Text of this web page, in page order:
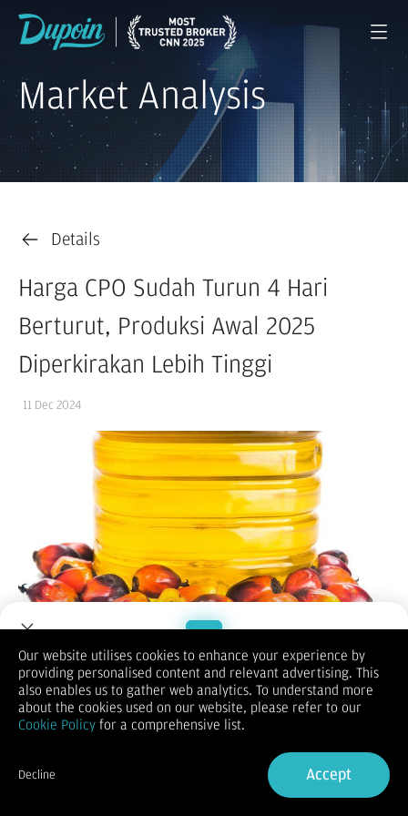
Market Analysis
Details
Harga CPO Sudah Turun 4 Hari
Berturut, Produksi Awal 2025
Diperkirakan Lebih Tinggi
11 Dec 2024
(Vibiznews – Commodity) – Harga minyak sawit atau CPO di
bursa berjangka Malaysia perdagangan hari Rabu
(11/12/2024) alami pelemahan lanjutan masuki hari keempat
berturut.
kontrak berjangka bulan Februari 2025 bergerak negatif
sepanjang sesi dan berakhir turun 0,32% menjadi sekitar
Welcome to Dupoin.
Trade with a Trusted Broker
Sign in
Our website utilises cookies to enhance your experience by
providing personalised content and relevant advertising. This
also enables us to gather web analytics. To understand more
about the cookies used on our website, please refer to our
Cookie Policy for a comprehensive list.
Decline Accept